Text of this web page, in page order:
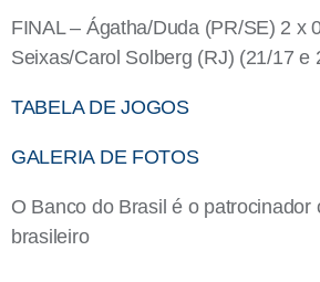
FINAL – Ágatha/Duda (PR/SE) 2 x
Seixas/Carol Solberg (RJ) (21/17 e
TABELA DE JOGOS
GALERIA DE FOTOS
O Banco do Brasil é o patrocinador
brasileiro